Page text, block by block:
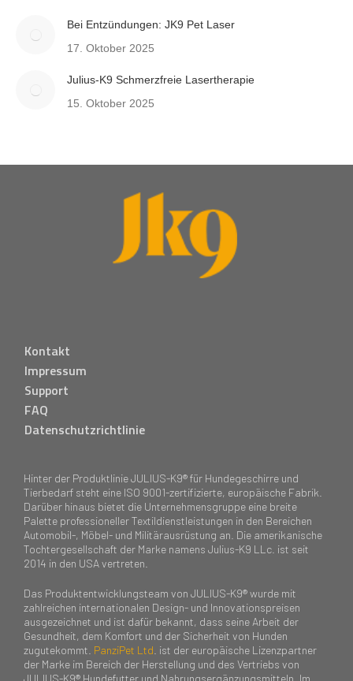
Bei Entzündungen: JK9 Pet Laser
17. Oktober 2025
Julius-K9 Schmerzfreie Lasertherapie
15. Oktober 2025
Kontakt
Impressum
Support
FAQ
Datenschutzrichtlinie
Hinter der Produktlinie JULIUS-K9® für Hundegeschirre und
Tierbedarf steht eine ISO 9001-zertifizierte, europäische Fabrik.
Darüber hinaus bietet die Unternehmensgruppe eine breite
Palette professioneller Textildienstleistungen in den Bereichen
Automobil-, Möbel- und Militärausrüstung an. Die amerikanische
Tochtergesellschaft der Marke namens Julius-K9 LLc. ist seit
2014 in den USA vertreten.
Das Produktentwicklungsteam von JULIUS-K9® wurde mit
zahlreichen internationalen Design- und Innovationspreisen
ausgezeichnet und ist dafür bekannt, dass seine Arbeit der
Gesundheit, dem Komfort und der Sicherheit von Hunden
zugutekommt. PanziPet Ltd . ist der europäische Lizenzpartner
der Marke im Bereich der Herstellung und des Vertriebs von